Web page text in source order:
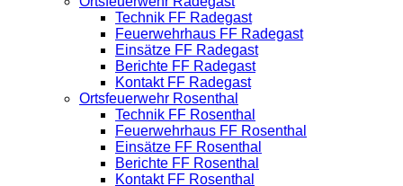
Technik FF Radegast
Feuerwehrhaus FF Radegast
Einsätze FF Radegast
Berichte FF Radegast
Kontakt FF Radegast
Ortsfeuerwehr Rosenthal
Technik FF Rosenthal
Feuerwehrhaus FF Rosenthal
Einsätze FF Rosenthal
Berichte FF Rosenthal
Kontakt FF Rosenthal